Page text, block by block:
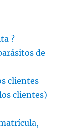
?
de
clientes
clientes)